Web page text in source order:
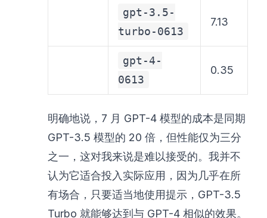
gpt-3.5-
turbo-0613
7.13
gpt-4-
0613
0.35
明确地说，7 月 GPT-4 模型的成本是同期
GPT-3.5 模型的 20 倍，但性能仅为三分
之一，这对我来说是难以接受的。我并不
认为它适合投入实际应用，因为几乎在所
有场合，只要适当地使用提示，GPT-3.5
Turbo 就能够达到与 GPT-4 相似的效果。